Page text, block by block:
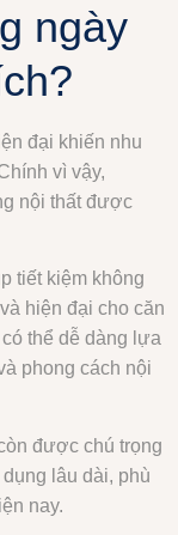
ngày
đại khiến nhu
vì vậy,
nội thất được
tiết kiệm không
hiện đại cho căn
thể dễ dàng lựa
phong cách nội
được chú trọng
lâu dài, phù
nay.